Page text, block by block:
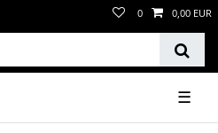
0 0,00 EUR
☰